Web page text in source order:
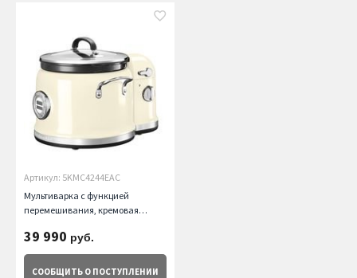
Артикул: 5KMC4244EAC
Мультиварка с функцией
перемешивания, кремовая
39 990 руб.
СООБЩИТЬ О ПОСТУПЛЕНИИ